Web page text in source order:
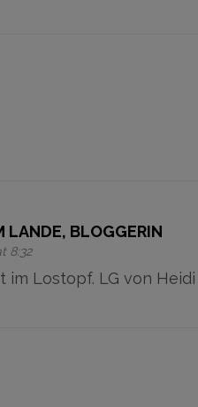
LANDE, BLOGGERIN
8:32
im Lostopf. LG von Heidi